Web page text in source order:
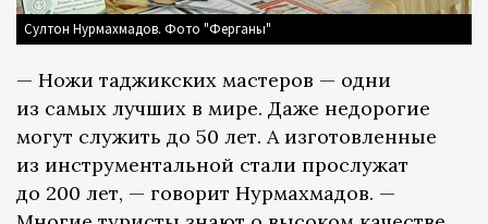
Султон Нурмахмадов. Фото "Ферганы"
— Ножи таджикских мастеров — одни
из самых лучших в мире. Даже недорогие
могут служить до 50 лет. А изготовленные
из инструментальной стали прослужат
до 200 лет, — говорит Нурмахмадов. —